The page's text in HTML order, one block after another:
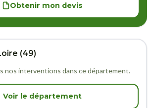
Obtenir mon devis
(49)
nos interventions dans ce département.
Voir le département